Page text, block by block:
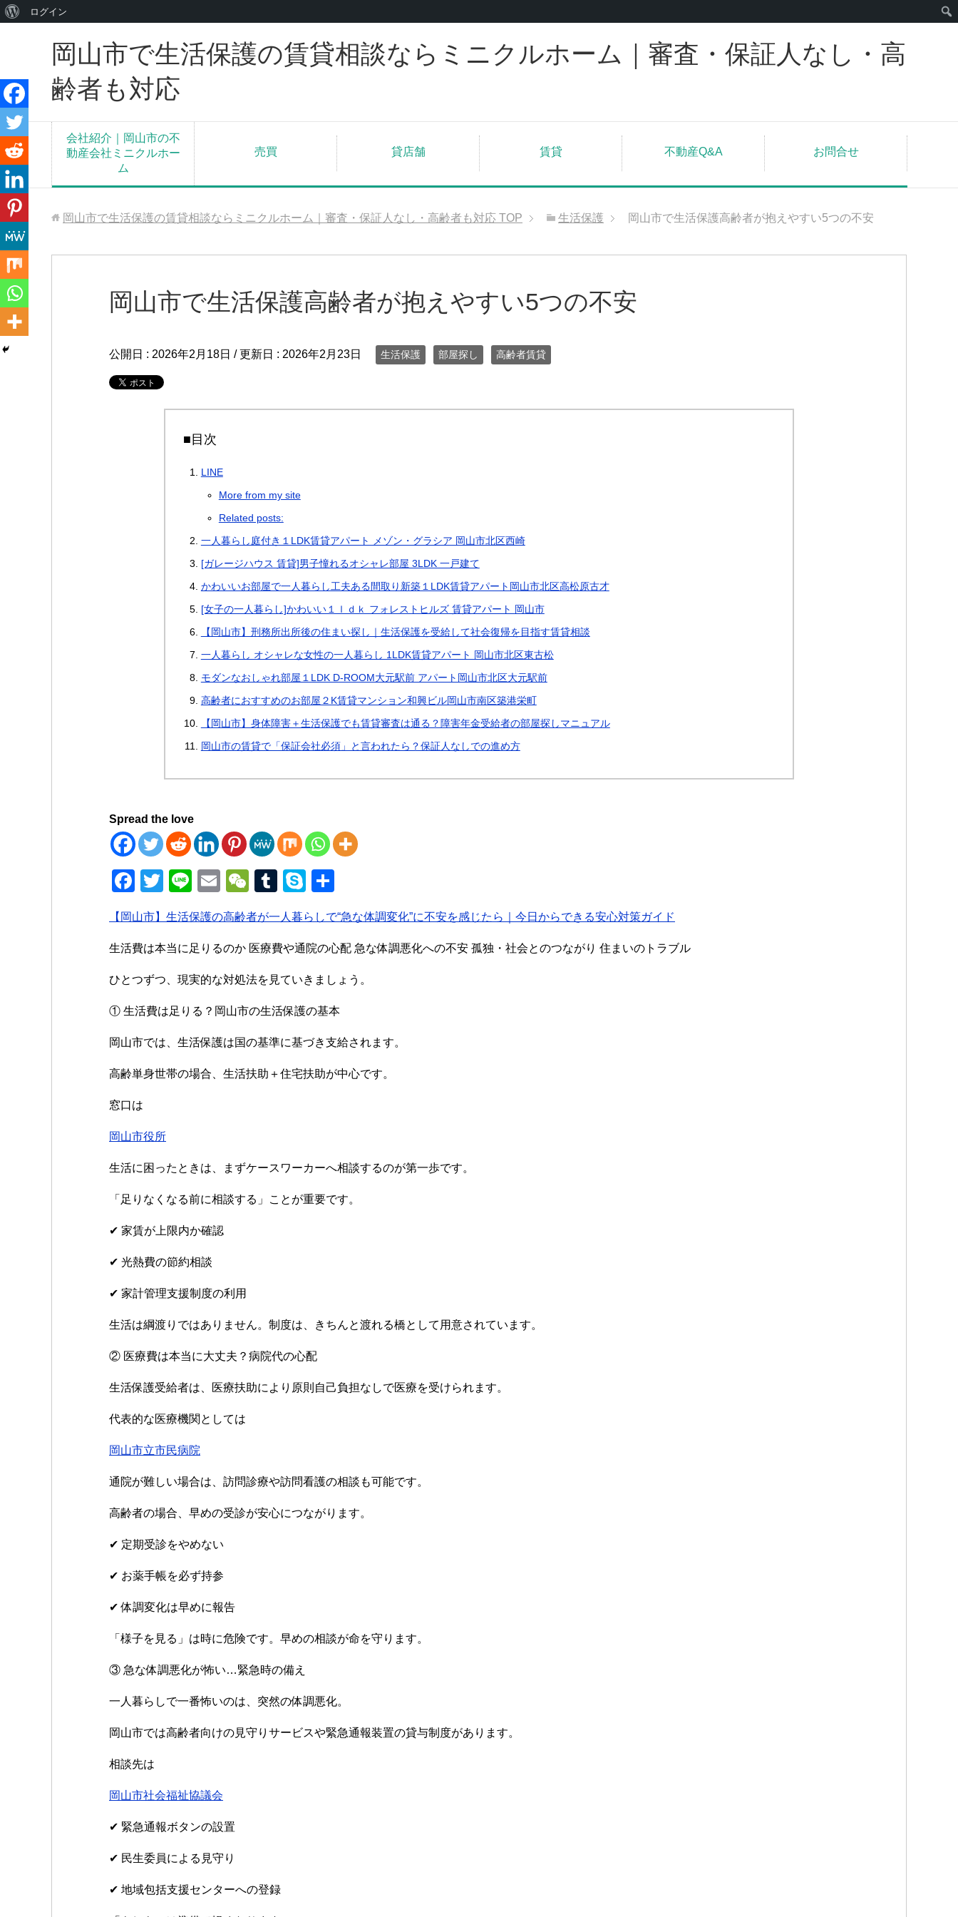
岡山市で生活保護の賃貸相談ならミニクルホーム｜審査・保証人なし・高
齢者も対応
会社紹介｜岡山市の不
動産会社ミニクルホー
ム
売買 貸店舗 賃貸 不動産Q&A お問合せ
岡山市で生活保護の賃貸相談ならミニクルホーム｜審査・保証人なし・高齢者も対応 TOP 生活保護 岡山市で生活保護高齢者が抱えやすい5つの不安
岡山市で生活保護高齢者が抱えやすい5つの不安
公開日 : 2026年2月18日 / 更新日 : 2026年2月23日 生活保護 部屋探し 高齢者賃貸
■目次
LINE
More from my site
Related posts:
一人暮らし庭付き１LDK賃貸アパート メゾン・グラシア 岡山市北区西崎
[ガレージハウス 賃貸]男子憧れるオシャレ部屋 3LDK 一戸建て
かわいいお部屋で一人暮らし工夫ある間取り新築１LDK賃貸アパート岡山市北区高松原古才
[女子の一人暮らし]かわいい１ｌｄｋ フォレストヒルズ 賃貸アパート 岡山市
【岡山市】刑務所出所後の住まい探し｜生活保護を受給して社会復帰を目指す賃貸相談
一人暮らし オシャレな女性の一人暮らし 1LDK賃貸アパート 岡山市北区東古松
モダンなおしゃれ部屋１LDK D-ROOM大元駅前 アパート岡山市北区大元駅前
高齢者におすすめのお部屋２K賃貸マンション和興ビル岡山市南区築港栄町
【岡山市】身体障害＋生活保護でも賃貸審査は通る？障害年金受給者の部屋探しマニュアル
岡山市の賃貸で「保証会社必須」と言われたら？保証人なしでの進め方
Spread the love
F
a
c
e
b
o
k
T
wi
tt
er
Li
e
E
m
ail
W
e
C
h
at
T
m
bl
r
S
p
e
【岡山市】生活保護の高齢者が一人暮らしで“急な体調変化”に不安を感じたら｜今日からできる安心対策ガイド
生活費は本当に足りるのか 医療費や通院の心配 急な体調悪化への不安 孤独・社会とのつながり 住まいのトラブル
ひとつずつ、現実的な対処法を見ていきましょう。
① 生活費は足りる？岡山市の生活保護の基本
岡山市では、生活保護は国の基準に基づき支給されます。
高齢単身世帯の場合、生活扶助＋住宅扶助が中心です。
窓口は
岡山市役所
生活に困ったときは、まずケースワーカーへ相談するのが第一歩です。
「足りなくなる前に相談する」ことが重要です。
✔ 家賃が上限内か確認
✔ 光熱費の節約相談
✔ 家計管理支援制度の利用
生活は綱渡りではありません。制度は、きちんと渡れる橋として用意されています。
② 医療費は本当に大丈夫？病院代の心配
生活保護受給者は、医療扶助により原則自己負担なしで医療を受けられます。
代表的な医療機関としては
岡山市立市民病院
通院が難しい場合は、訪問診療や訪問看護の相談も可能です。
高齢者の場合、早めの受診が安心につながります。
✔ 定期受診をやめない
✔ お薬手帳を必ず持参
✔ 体調変化は早めに報告
「様子を見る」は時に危険です。早めの相談が命を守ります。
③ 急な体調悪化が怖い…緊急時の備え
一人暮らしで一番怖いのは、突然の体調悪化。
岡山市では高齢者向けの見守りサービスや緊急通報装置の貸与制度があります。
相談先は
岡山市社会福祉協議会
✔ 緊急通報ボタンの設置
✔ 民生委員による見守り
✔ 地域包括支援センターへの登録
WordPress
い
て
ログイン